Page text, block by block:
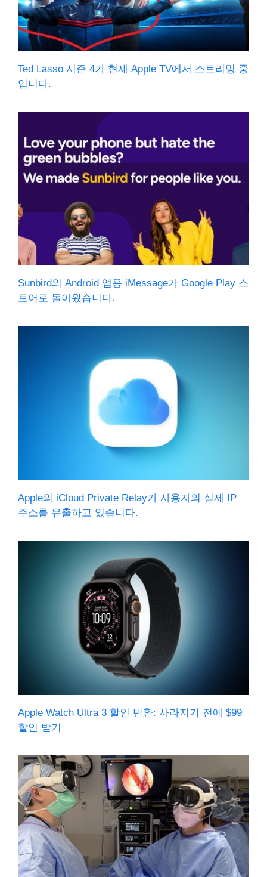
Ted Lasso 시즌 4가 현재 Apple TV에서 스트리밍 중
입니다.
Sunbird의 Android 앱용 iMessage가 Google Play 스
토어로 돌아왔습니다.
Apple의 iCloud Private Relay가 사용자의 실제 IP
주소를 유출하고 있습니다.
Apple Watch Ultra 3 할인 반환: 사라지기 전에 $99
할인 받기